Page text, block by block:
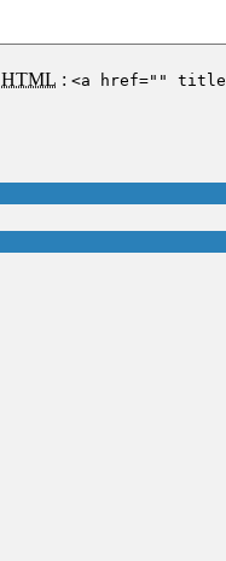
HTML : <a href=""